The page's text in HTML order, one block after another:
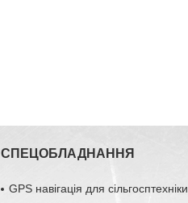
СПЕЦОБЛАДНАННЯ
GPS навігація для сільгосптехніки